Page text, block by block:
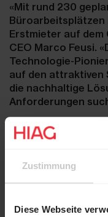
Zustimmung
Diese Webseite
«Mit rund 230
Büroarbeitsplätzen
Erstmieter auf dem
CEO Marco Feusi.
Technologie-
auf den attraktiven
die nachhaltige
Anforderungen
Oerlikon
am
den Montage- und